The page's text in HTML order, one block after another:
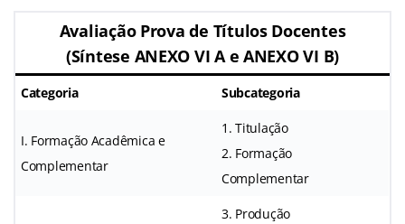
Avaliação Prova de Títulos Docentes
(Síntese ANEXO VI A e ANEXO VI B)
Categoria Subcategoria
I. Formação Acadêmica e
Complementar
1. Titulação
2. Formação
Complementar
3. Produção